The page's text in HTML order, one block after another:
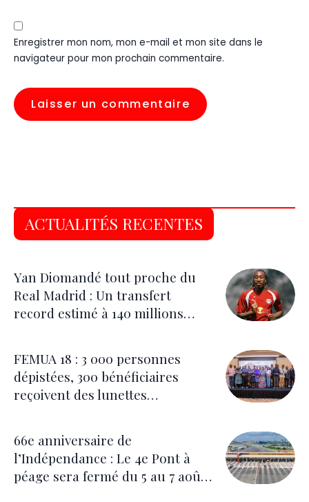
Enregistrer mon nom, mon e-mail et mon site dans le
navigateur pour mon prochain commentaire.
ACTUALITÉS RECENTES
Yan Diomandé tout proche du
Real Madrid : Un transfert
record estimé à 140 millions
FEMUA 18 : 3 000 personnes
dépistées, 300 bénéficiaires
reçoivent des lunettes
66e anniversaire de
l’Indépendance : Le 4e Pont à
péage sera fermé du 5 au 7 août